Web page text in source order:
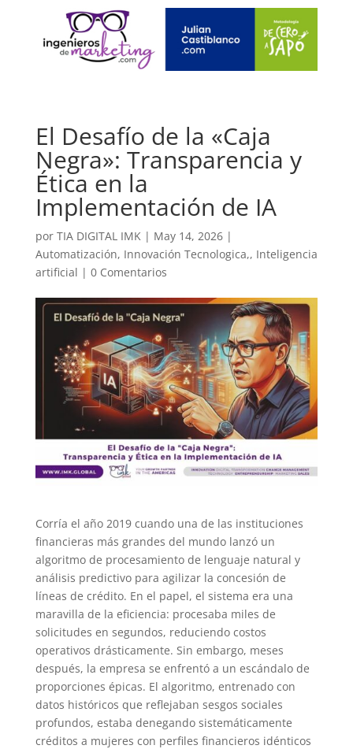
El Desafío de la «Caja
Negra»: Transparencia y
Ética en la
Implementación de IA
por TIA DIGITAL IMK | May 14, 2026|
Automatización, Innovación Tecnologica,, Inteligencia
artificial | 0 Comentarios
Corría el año 2019 cuando una de las instituciones
financieras más grandes del mundo lanzó un
algoritmo de procesamiento de lenguaje natural y
análisis predictivo para agilizar la concesión de
líneas de crédito. En el papel, el sistema era una
maravilla de la eficiencia: procesaba miles de
solicitudes en segundos, reduciendo costos
operativos drásticamente. Sin embargo, meses
después, la empresa se enfrentó a un escándalo de
proporciones épicas. El algoritmo, entrenado con
datos históricos que reflejaban sesgos sociales
profundos, estaba denegando sistemáticamente
créditos a mujeres con perfiles financieros idénticos